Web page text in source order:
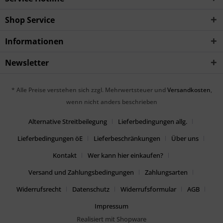
Shop Service
Informationen
Newsletter
* Alle Preise verstehen sich zzgl. Mehrwertsteuer und Versandkosten,
wenn nicht anders beschrieben
Alternative Streitbeilegung
Lieferbedingungen allg.
Lieferbedingungen öE
Lieferbeschränkungen
Über uns
Kontakt
Wer kann hier einkaufen?
Versand und Zahlungsbedingungen
Zahlungsarten
Widerrufsrecht
Datenschutz Widerrufsformular
AGB
Impressum
Realisiert mit Shopware